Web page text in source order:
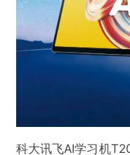
科大讯飞AI学习机